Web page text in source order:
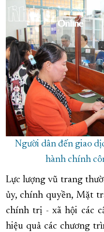
Người dân đến giao
hành chính
Lực lượng vũ trang
ủy, chính quyền, Mặt
chính trị - xã hội các
hiệu quả các chương